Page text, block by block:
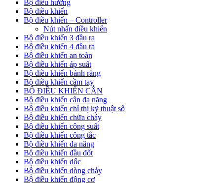
Bộ điều hướng
Bộ điều khiển
Bộ điều khiển – Controller
Nút nhấn điều khiển
Bộ điều khiển 3 đầu ra
Bộ điều khiển 4 đầu ra
Bộ điều khiển an toàn
Bộ điều khiển áp suất
Bộ điều khiển bánh răng
Bộ điều khiển cầm tay
BỘ ĐIỀU KHIỂN CÂN
Bộ điều khiển cân đa năng
Bộ điều khiển chỉ thị kỹ thuật số
Bộ điều khiển chữa cháy
Bộ điều khiển công suất
Bộ điều khiển công tắc
Bộ điều khiển đa năng
Bộ điều khiển đầu đốt
Bộ điều khiển dốc
Bộ điều khiển dòng chảy
Bộ điều khiển động cơ